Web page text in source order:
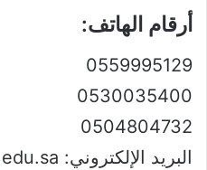
أرقام الهاتف:
0559995129
0530035400
0504804732
البريد الإلكتروني: info@almajd.edu.sa